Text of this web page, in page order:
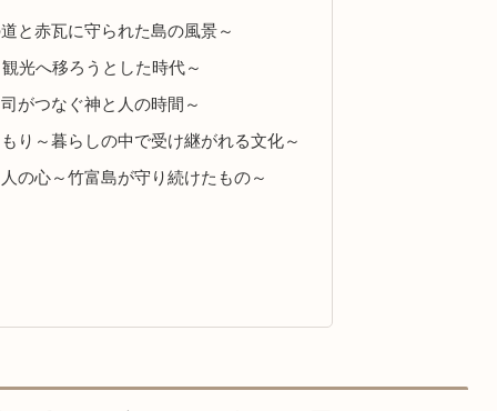
と赤瓦に守られた島の風景～
光へ移ろうとした時代～
がつなぐ神と人の時間～
り～暮らしの中で受け継がれる文化～
の心～竹富島が守り続けたもの～